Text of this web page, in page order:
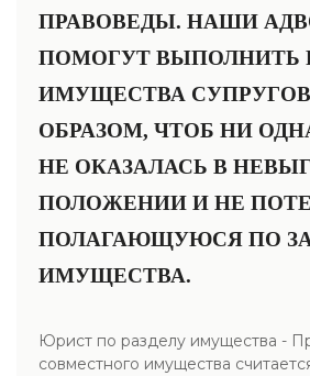
ПРАВОВЕДЫ. НАШИ
ПОМОГУТ ВЫПОЛНИТЬ
ИМУЩЕСТВА
ОБРАЗОМ, ЧТОБ НИ
НЕ ОКАЗАЛАСЬ В
ПОЛОЖЕНИИ И НЕ
ПОЛАГАЮЩУЮСЯ ПО
ИМУЩЕСТВА.
Юрист по разделу имущества -
совместного имущества